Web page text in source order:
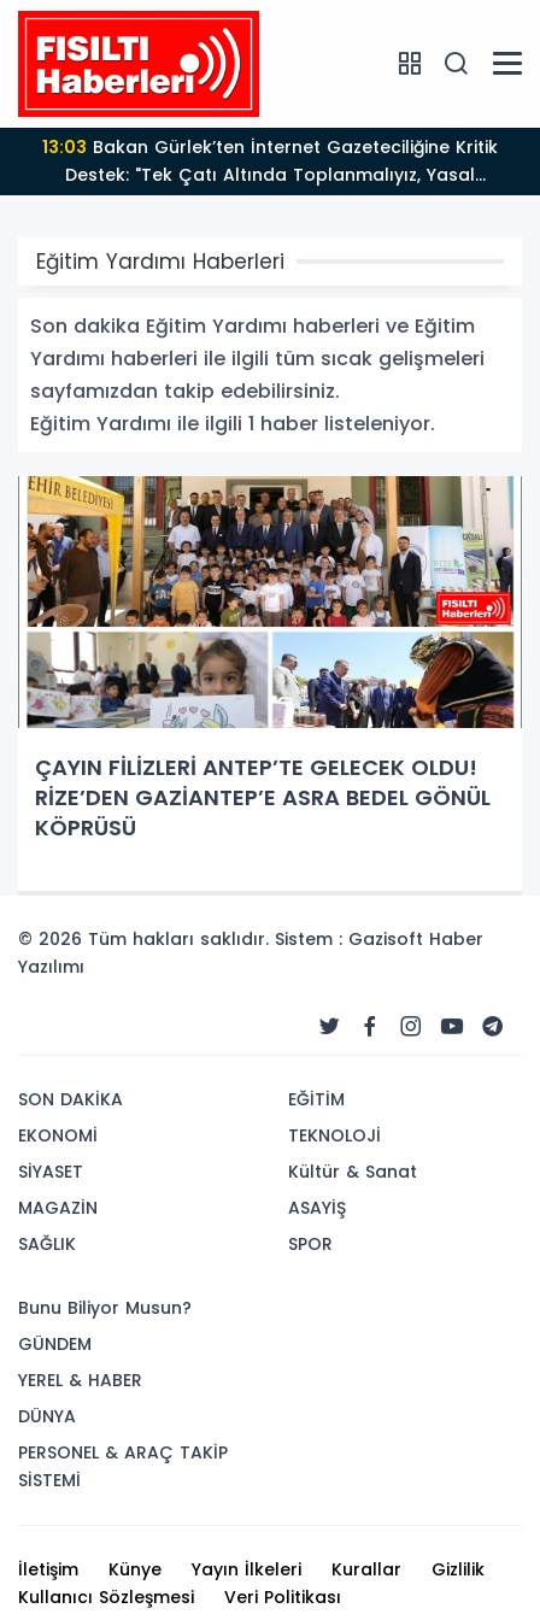
13:03
Destek: "Tek Çatı Altında Toplanmalıyız, Yasal
Düzenlemeye Hazırız"
Eğitim Yardımı Haberleri
Son dakika Eğitim Yardımı haberleri ve Eğitim
Yardımı haberleri ile ilgili tüm sıcak gelişmeleri
sayfamızdan takip edebilirsiniz.
Eğitim Yardımı ile ilgili 1 haber listeleniyor.
ÇAYIN FİLİZLERİ ANTEP’TE GELECEK OLDU!
RİZE’DEN GAZİANTEP’E ASRA BEDEL GÖNÜL
KÖPRÜSÜ
© 2026 Tüm hakları saklıdır. Sistem : Gazisoft Haber
Yazılımı
SON DAKİKA
EKONOMİ
SİYASET
MAGAZİN
SAĞLIK
EĞİTİM
TEKNOLOJİ
Kültür & Sanat
ASAYİŞ
SPOR
Bunu Biliyor Musun?
GÜNDEM
YEREL & HABER
DÜNYA
PERSONEL & ARAÇ TAKİP
SİSTEMİ
İletişim Künye Yayın İlkeleri Kurallar
Gizlilik
Kullanıcı Sözleşmesi
Veri Politikası